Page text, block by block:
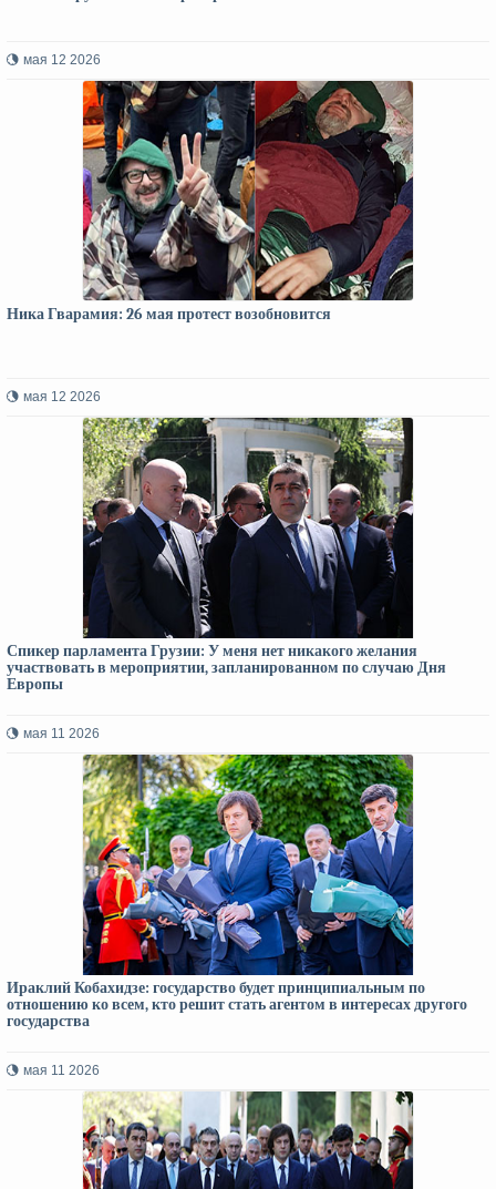
мая 12 2026
Ника Гварамия: 26 мая протест возобновится
мая 12 2026
Спикер парламента Грузии: У меня нет никакого желания
участвовать в мероприятии, запланированном по случаю Дня
Европы
мая 11 2026
Ираклий Кобахидзе: государство будет принципиальным по
отношению ко всем, кто решит стать агентом в интересах другого
государства
мая 11 2026